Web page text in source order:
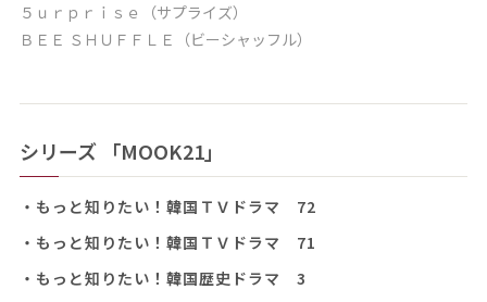
５ｕｒｐｒｉｓｅ（サプライズ）
ＢＥＥ ＳＨＵＦＦＬＥ（ビーシャッフル）
シリーズ 「MOOK21」
・もっと知りたい！韓国ＴＶドラマ 72
・もっと知りたい！韓国ＴＶドラマ 71
・もっと知りたい！韓国歴史ドラマ 3